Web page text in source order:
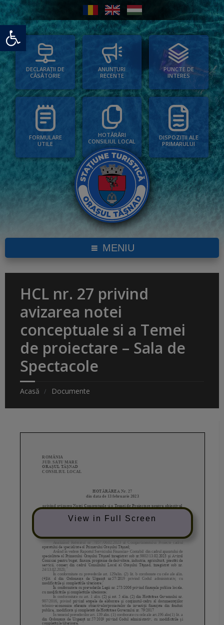
Deschide bara de unelte
DECLARAȚII DE
CĂSĂTORIE
ANUNȚURI
RECENTE
PUNCTE DE
INTERES
FORMULARE
UTILE
HOTĂRÂRI
CONSILIUL LOCAL
DISPOZIȚII ALE
PRIMARULUI
MENIU
HCL nr. 27 privind
avizarea notei
conceptuale si a Temei
de proiectare – Sala de
Spectacole
Acasă Documente
View in Full Screen